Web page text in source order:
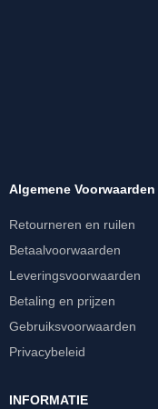
Algemene Voorwaarden
Retourneren en ruilen
Betaalvoorwaarden
Leveringsvoorwaarden
Betaling en prijzen
Gebruiksvoorwaarden
Privacybeleid
INFORMATIE